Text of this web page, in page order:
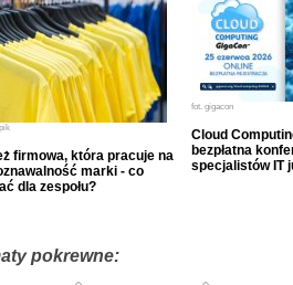
firmowa, która pracuje na
marki - co
dla zespołu?
fot. gigacon
Cloud
bezpłatna
specjalistów IT
pokrewne: